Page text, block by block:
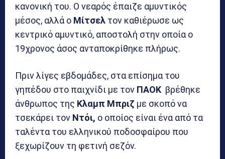
κανονική του. Ο νεαρός έπαιζε αμυντικός
μέσος, αλλά ο Μίτσελ τον καθιέρωσε ως
κεντρικό αμυντικό, αποστολή στην οποία ο
19χρονος άσος ανταποκρίθηκε πλήρως.
Πριν λίγες εβδομάδες, στα επίσημα του
γηπέδου στο παιχνίδι με τον ΠΑΟΚ βρέθηκε
άνθρωπος της Κλαμπ Μπριζ με σκοπό να
τσεκάρει τον Ντόι, ο οποίος είναι ένα από τα
ταλέντα του ελληνικού ποδοσφαίρου που
ξεχωρίζουν τη φετινή σεζόν.